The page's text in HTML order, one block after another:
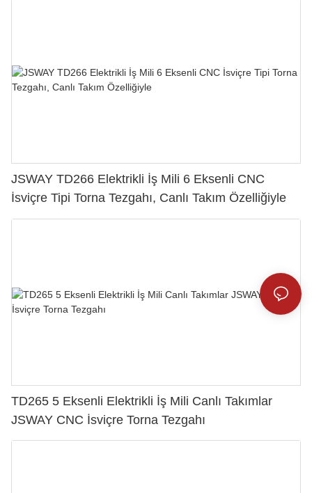
JSWAY TD266 Elektrikli İş Mili 6 Eksenli CNC
İsviçre Tipi Torna Tezgahı, Canlı Takım Özelliğiyle
TD265 5 Eksenli Elektrikli İş Mili Canlı Takımlar
JSWAY CNC İsviçre Torna Tezgahı